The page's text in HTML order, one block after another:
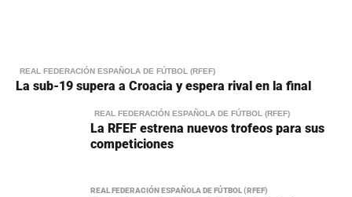
REAL FEDERACIÓN ESPAÑOLA DE FÚTBOL (RFEF)
La sub-19 supera a Croacia y espera rival en la final
REAL FEDERACIÓN ESPAÑOLA DE FÚTBOL (RFEF)
La RFEF estrena nuevos trofeos para sus
competiciones
REAL FEDERACIÓN ESPAÑOLA DE FÚTBOL (RFEF)